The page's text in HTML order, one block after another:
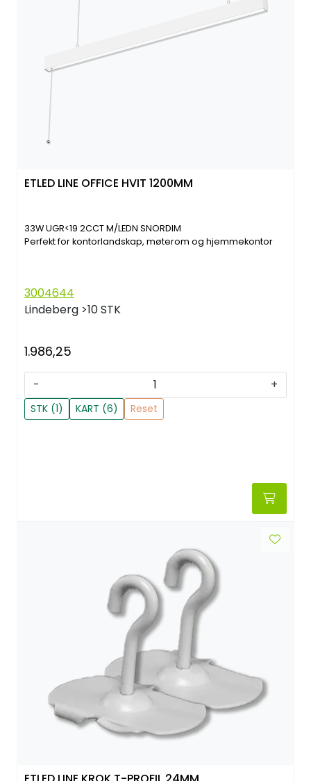
ETLED LINE OFFICE HVIT 1200MM
33W UGR<19 2CCT M/LEDN SNORDIM
Perfekt for kontorlandskap, møterom og hjemmekontor
3004644
Lindeberg >10 STK
1.986,25
- +
STK (1) KART (6) Reset